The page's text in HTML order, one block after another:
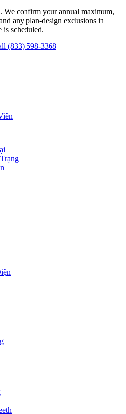
We confirm your annual maximum,
any plan-design exclusions in
is scheduled.
(833) 598-3368